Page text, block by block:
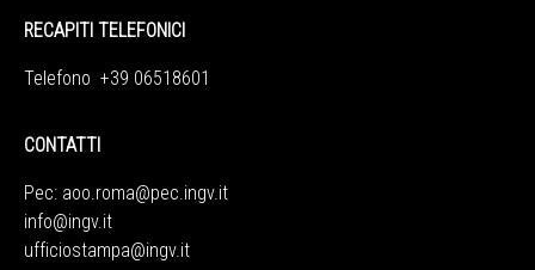
RECAPITI TELEFONICI
Telefono +39 06518601
CONTATTI
Pec: aoo.roma@pec.ingv.it
info@ingv.it
ufficiostampa@ingv.it